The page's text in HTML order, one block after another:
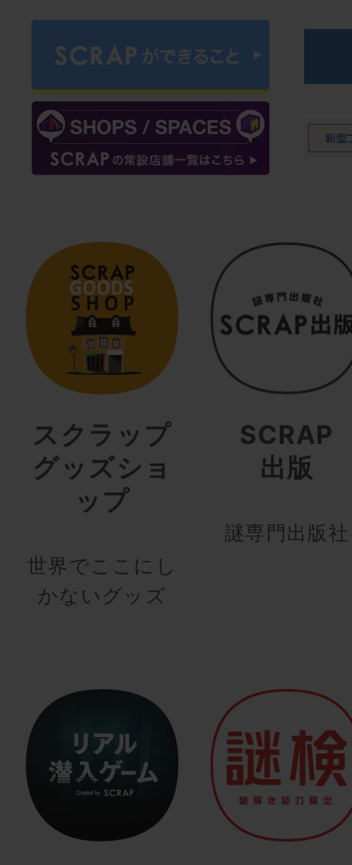
スクラップ
グッズショ
ップ
世界でここにし
かないグッズ
SCRAP
出版
謎専門出版社